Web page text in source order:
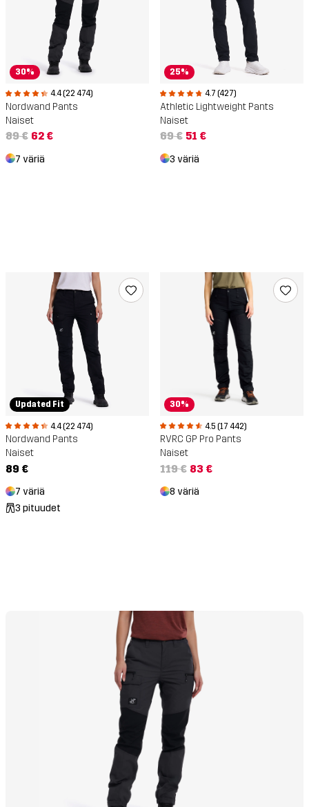
30%
4.4 (22 474)
Nordwand Pants
Naiset
89 € 62 €
7 väriä
25%
4.7 (427)
Athletic Lightweight Pants
Naiset
69 € 51 €
3 väriä
Updated Fit
4.4 (22 474)
Nordwand Pants
Naiset
89 €
7 väriä
3 pituudet
30%
4.5 (17 442)
RVRC GP Pro Pants
Naiset
119 € 83 €
8 väriä